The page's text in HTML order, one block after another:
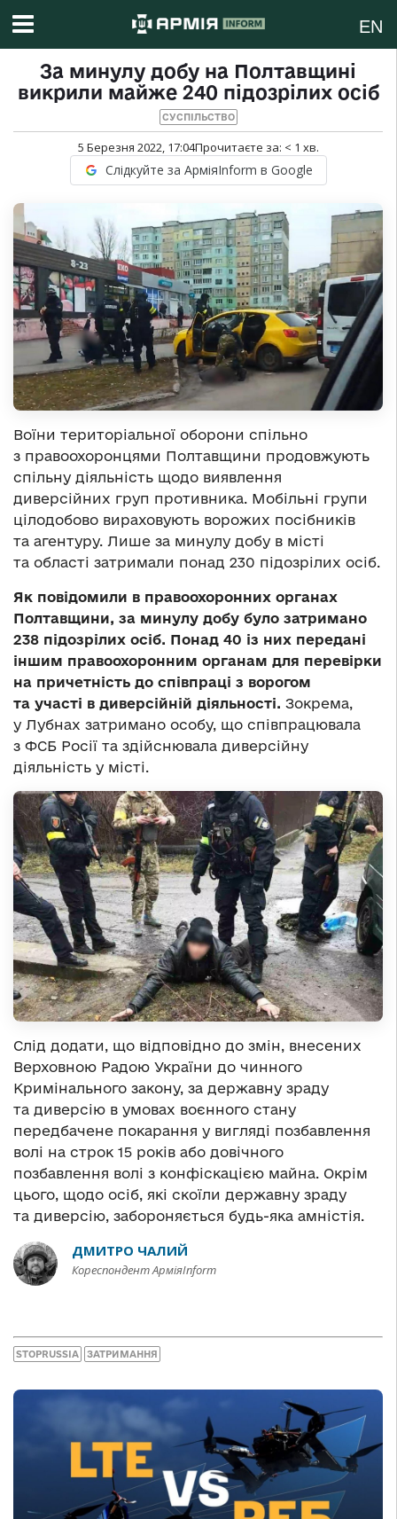
EN
За минулу добу на Полтавщині
викрили майже 240 підозрілих осіб
СУСПІЛЬСТВО
5 Березня 2022, 17:04Прочитаєте за: < 1 хв.
Слідкуйте за АрміяInform в Google
Воїни територіальної оборони спільно
з правоохоронцями Полтавщини продовжують
спільну діяльність щодо виявлення
диверсійних груп противника. Мобільні групи
цілодобово вираховують ворожих посібників
та агентуру. Лише за минулу добу в місті
та області затримали понад 230 підозрілих осіб.
Як повідомили в правоохоронних органах
Полтавщини, за минулу добу було затримано
238 підозрілих осіб. Понад 40 із них передані
іншим правоохоронним органам для перевірки
на причетність до співпраці з ворогом
та участі в диверсійній діяльності. Зокрема,
у Лубнах затримано особу, що співпрацювала
з ФСБ Росії та здійснювала диверсійну
діяльність у місті.
Слід додати, що відповідно до змін, внесених
Верховною Радою України до чинного
Кримінального закону, за державну зраду
та диверсію в умовах воєнного стану
передбачене покарання у вигляді позбавлення
волі на строк 15 років або довічного
позбавлення волі з конфіскацією майна. Окрім
цього, щодо осіб, які скоїли державну зраду
та диверсію, забороняється будь-яка амністія.
ДМИТРО ЧАЛИЙ
Кореспондент АрміяInform
STOPRUSSIA ЗАТРИМАННЯ